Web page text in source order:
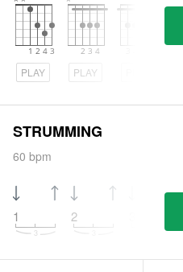
PLAY PLAY
STRUMMING
60 bpm
1 2